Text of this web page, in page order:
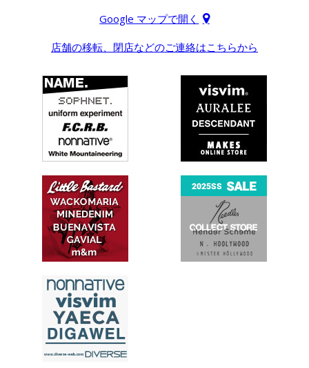
Google マップで開く
店舗の移転、閉店などのご連絡はこちらから